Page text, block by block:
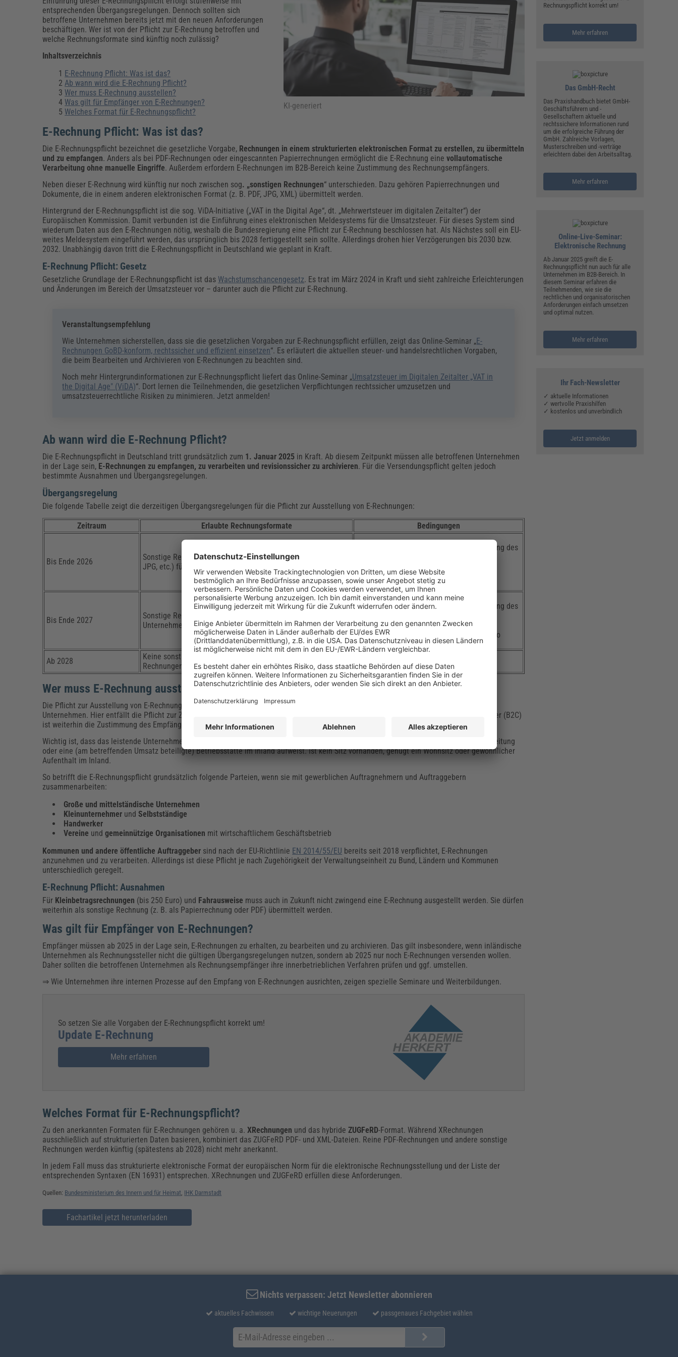
Energie & Umwelt
Führung & Management
Gesundheit & Pflege
Kommunales
Fachpublikationen & Arbeitshilfen
Bauhof
Hausmeister & Haustechnik
Grünflächen
Vergaberecht
Verkehrsrecht
Weiterbildungen (AKADEMIE HERKERT)
Künstliche Intelligenz
Weiterbildungen (AKADEMIE HERKERT)
Künstliche Intelligenz
Personalmanagement
Fachpublikationen & Arbeitshilfen
Personalwesen Weiterbildungen (AKADEMIE HERKERT)
Weiterbildungen (AKADEMIE HERKERT)
Reisekosten & Finanzen
Zollabwicklung & Exportabwicklung Zollverfahren & Zollvorschriften
Weiterbildungen (AKADEMIE HERKERT)
Zoll & Export
KI-generiert
entsprechenden Übergangsregelungen. Dennoch sollten sich
betroffene Unternehmen bereits jetzt mit den neuen Anforderungen
beschäftigen. Wer ist von der Pflicht zur E-Rechnung betroffen und
welche Rechnungsformate sind künftig noch zulässig?
Inhaltsverzeichnis
E-Rechnung Pflicht: Was ist das?
Ab wann wird die E-Rechnung Pflicht?
Wer muss E-Rechnung ausstellen?
Was gilt für Empfänger von E-Rechnungen?
Welches Format für E-Rechnungspflicht?
E-Rechnung Pflicht: Was ist das?
Die E-Rechnungspflicht bezeichnet die gesetzliche Vorgabe, Rechnungen in einem strukturierten elektronischen Format zu erstellen, zu übermitteln
und zu empfangen. Anders als bei PDF-Rechnungen oder eingescannten Papierrechnungen ermöglicht die E-Rechnung einevollautomatische
Verarbeitung ohne manuelle Eingriffe. Außerdem erfordern E-Rechnungen im B2B-Bereich keine Zustimmung des Rechnungsempfängers.
Neben dieser E-Rechnung wird künftig nur noch zwischen sog. „sonstigen Rechnungen“ unterschieden. Dazu gehören Papierrechnungen und
Dokumente, die in einem anderen elektronischen Format (z. B. PDF, JPG, XML) übermittelt werden.
Hintergrund der E-Rechnungspflicht ist die sog. ViDA-Initiative („VAT in the Digital Age“, dt. „Mehrwertsteuer im digitalen Zeitalter“) der
Europäischen Kommission. Damit verbunden ist die Einführung eines elektronischen Meldesystems für die Umsatzsteuer. Für dieses System sind
wiederum Daten aus den E-Rechnungen nötig, weshalb die Bundesregierung eine Pflicht zur E-Rechnung beschlossen hat. Als Nächstes soll ein EU-
weites Meldesystem eingeführt werden, das ursprünglich bis 2028 fertiggestellt sein sollte. Allerdings drohen hier Verzögerungen bis 2030 bzw.
2032. Unabhängig davon tritt die E-Rechnungspflicht in Deutschland wie geplant in Kraft.
E-Rechnung Pflicht: Gesetz
Gesetzliche Grundlage der E-Rechnungspflicht ist das Wachstumschancengesetz. Es trat im März 2024 in Kraft und sieht zahlreiche Erleichterungen
und Änderungen im Bereich der Umsatzsteuer vor – darunter auch die Pflicht zur E-Rechnung.
Veranstaltungsempfehlung
Wie Unternehmen sicherstellen, dass sie die gesetzlichen Vorgaben zur E-Rechnungspflicht erfüllen, zeigt das Online-Seminar „E-
Rechnungen GoBD-konform, rechtssicher und effizient einsetzen“. Es erläutert die aktuellen steuer- und handelsrechtlichen Vorgaben,
die beim Bearbeiten und Archivieren von E-Rechnungen zu beachten sind.
Noch mehr Hintergrundinformationen zur E-Rechnungspflicht liefert das Online-Seminar „Umsatzsteuer im Digitalen Zeitalter „VAT in
the Digital Age" (ViDA)“. Dort lernen die Teilnehmenden, die gesetzlichen Verpflichtungen rechtssicher umzusetzen und
umsatzsteuerrechtliche Risiken zu minimieren. Jetzt anmelden!
Ab wann wird die E-Rechnung Pflicht?
Die E-Rechnungspflicht in Deutschland tritt grundsätzlich zum 1. Januar 2025 in Kraft. Ab diesem Zeitpunkt müssen alle betroffenen Unternehmen
in der Lage sein, E-Rechnungen zu empfangen, zu verarbeiten und revisionssicher zu archivieren. Für die Versendungspflicht gelten jedoch
bestimmte Ausnahmen und Übergangsregelungen.
Übergangsregelung
Die folgende Tabelle zeigt die derzeitigen Übergangsregelungen für die Pflicht zur Ausstellung von E-Rechnungen:
Zeitraum Erlaubte Rechnungsformate Bedingungen
Bis Ende 2026
Sonstige Rechnungen in Papierform oder elektronisch (PDF,
JPG, etc.) für alle Unternehmen
Für sonstige Rechnungen: Zustimmung des
E-Rechnung hat ab 2025 Vorrang vor
Papierrechnungen
Bis Ende 2027
Sonstige Rechnungen in Papierform oder elektronisch für
Unternehmen mit bestimmtem Höchstumsatz →
Für sonstige Rechnungen: Zustimmung des
Vorjahresumsatz (2026) betroffener
Unternehmen von höchsten 800.000 Euro
Ab 2028
Keine sonstigen Rechnungen, sondern ausschließlich E-
Rechnungen (XRechnung, ZUGFeRD)
Wer muss E-Rechnung ausstellen?
Die Pflicht zur Ausstellung von E-Rechnungen giltnur im B2B-Bereich(Business-to-Business), also bei Geschäften zwischen zwei oder mehr
Unternehmen. Hier entfällt die Pflicht zur Zustimmung des Rechnungsempfängers. Für die Ausstellung von E-Rechnungen an Endverbraucher (B2C)
ist weiterhin die Zustimmung des Empfängers erforderlich.
Wichtig ist, dass das leistende Unternehmen und der jeweilige Leistungsempfänger
sind, also einen Sitz, die Geschäftsleitung
oder eine (am betreffenden Umsatz beteiligte) Betriebsstätte im Inland aufweist. Ist kein Sitz vorhanden, genügt ein Wohnsitz oder gewöhnlicher
Aufenthalt im Inland.
So betrifft die E-Rechnungspflicht grundsätzlich folgende Parteien, wenn sie mit gewerblichen Auftragnehmern und Auftraggebern
zusammenarbeiten:
Große und mittelständische Unternehmen
Kleinunternehmer undSelbstständige
Handwerker
Vereine undgemeinnützige Organisationen mit wirtschaftlichem Geschäftsbetrieb
Kommunen und andere öffentliche Auftraggeber sind nach der EU-Richtlinie EN 2014/55/EU bereits seit 2018 verpflichtet, E-Rechnungen
anzunehmen und zu verarbeiten. Allerdings ist diese Pflicht je nach Zugehörigkeit der Verwaltungseinheit zu Bund, Ländern und Kommunen
unterschiedlich geregelt.
E-Rechnung Pflicht: Ausnahmen
Für Kleinbetragsrechnungen (bis 250 Euro) und Fahrausweise muss auch in Zukunft nicht zwingend eine E-Rechnung ausgestellt werden. Sie dürfen
weiterhin als sonstige Rechnung (z. B. als Papierrechnung oder PDF) übermittelt werden.
Was gilt für Empfänger von E-Rechnungen?
Empfänger müssen ab 2025 in der Lage sein, E-Rechnungen zu erhalten, zu bearbeiten und zu archivieren. Das gilt insbesondere, wenn inländische
Unternehmen als Rechnungssteller nicht die gültigen Übergangsregelungen nutzen, sondern ab 2025 nur noch E-Rechnungen versenden wollen.
Daher sollten die betroffenen Unternehmen als Rechnungsempfänger ihre innerbetrieblichen Verfahren prüfen und ggf. umstellen.
⇒ Wie Unternehmen ihre internen Prozesse auf den Empfang von E-Rechnungen ausrichten, zeigen spezielle Seminare und Weiterbildungen.
So setzen Sie alle Vorgaben der E-Rechnungspflicht korrekt um!
Update E-Rechnung
Mehr erfahren
Welches Format für E-Rechnungspflicht?
Zu den anerkannten Formaten für E-Rechnungen gehören u. a.XRechnungen und das hybrideZUGFeRD-Format. Während XRechnungen
ausschließlich auf strukturierten Daten basieren, kombiniert das ZUGFeRD PDF- und XML-Dateien. Reine PDF-Rechnungen und andere sonstige
Rechnungen werden künftig (spätestens ab 2028) nicht mehr anerkannt.
In jedem Fall muss das strukturierte elektronische Format der europäischen Norm für die elektronische Rechnungsstellung und der Liste der
entsprechenden Syntaxen (EN 16931) entsprechen. XRechnungen und ZUGFeRD erfüllen diese Anforderungen.
Quellen: Bundesministerium des Innern und für Heimat, IHK Darmstadt
Fachartikel jetzt herunterladen
Rechnungspflicht korrekt um!
Mehr erfahren
Das GmbH-Recht
Das Praxishandbuch bietet GmbH-
Geschäftsführern und -
Gesellschaftern aktuelle und
rechtssichere Informationen rund
um die erfolgreiche Führung der
GmbH. Zahlreiche Vorlagen,
Musterschreiben und -verträge
erleichtern dabei den Arbeitsalltag.
Mehr erfahren
Online-Live-Seminar:
Elektronische Rechnung
Ab Januar 2025 greift die E-
Rechnungspflicht nun auch für alle
Unternehmen im B2B-Bereich. In
diesem Seminar erfahren die
Teilnehmenden, wie sie die
rechtlichen und organisatorischen
Anforderungen einfach umsetzen
und optimal nutzen.
Mehr erfahren
Ihr Fach-Newsletter
✓ aktuelle Informationen
✓ wertvolle Praxishilfen
✓ kostenlos und unverbindlich
Jetzt anmelden
Nichts verpassen: Jetzt Newsletter abonnieren
aktuelles Fachwissen wichtige Neuerungen passgenaues Fachgebiet wählen